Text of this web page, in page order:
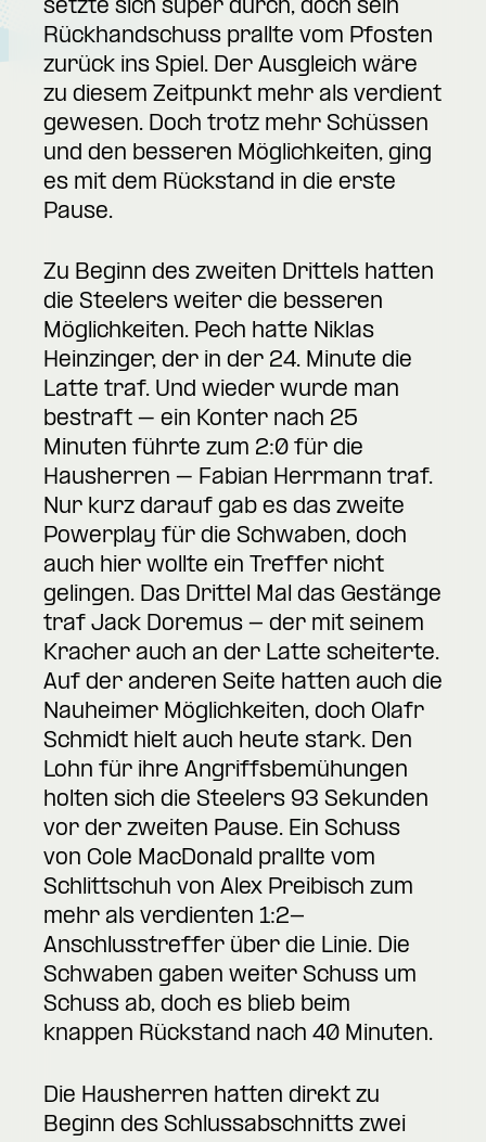
setzte sich super durch, doch sein
Rückhandschuss prallte vom Pfosten
zurück ins Spiel. Der Ausgleich wäre
zu diesem Zeitpunkt mehr als verdient
gewesen. Doch trotz mehr Schüssen
und den besseren Möglichkeiten, ging
es mit dem Rückstand in die erste
Pause.
Zu Beginn des zweiten Drittels hatten
die Steelers weiter die besseren
Möglichkeiten. Pech hatte Niklas
Heinzinger, der in der 24. Minute die
Latte traf. Und wieder wurde man
bestraft – ein Konter nach 25
Minuten führte zum 2:0 für die
Hausherren – Fabian Herrmann traf.
Nur kurz darauf gab es das zweite
Powerplay für die Schwaben, doch
auch hier wollte ein Treffer nicht
gelingen. Das Drittel Mal das Gestänge
traf Jack Doremus - der mit seinem
Kracher auch an der Latte scheiterte.
Auf der anderen Seite hatten auch die
Nauheimer Möglichkeiten, doch Olafr
Schmidt hielt auch heute stark. Den
Lohn für ihre Angriffsbemühungen
holten sich die Steelers 93 Sekunden
vor der zweiten Pause. Ein Schuss
von Cole MacDonald prallte vom
Schlittschuh von Alex Preibisch zum
mehr als verdienten 1:2-
Anschlusstreffer über die Linie. Die
Schwaben gaben weiter Schuss um
Schuss ab, doch es blieb beim
knappen Rückstand nach 40 Minuten.
Die Hausherren hatten direkt zu
Beginn des Schlussabschnitts zwei